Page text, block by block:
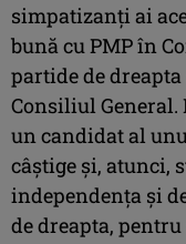
simpatizanţi ai
bună cu PMP în
partide de
Consiliul General.
un candidat al
câştige şi, atunci,
independenţa şi
de dreapta, pentru